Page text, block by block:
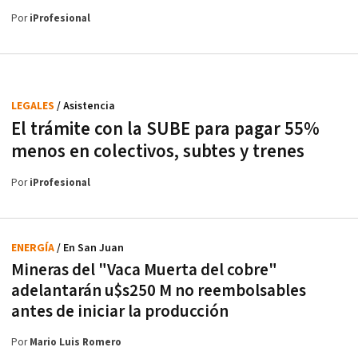
PoriProfesional
El trámite con la SUBE para pagar 55%
menos en colectivos, subtes y trenes
LEGALES / Asistencia
PoriProfesional
Mineras del "Vaca Muerta del cobre"
adelantarán u$s250 M no reembolsables
antes de iniciar la producción
ENERGÍA/ En San Juan
PorMario Luis Romero